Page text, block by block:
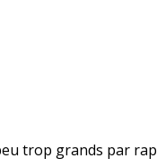
trop grands par